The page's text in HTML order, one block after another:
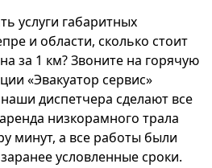
услуги габаритных
и области, сколько стоит
за 1 км? Звоните на горячую
«Эвакуатор сервис»
диспетчера сделают все
низкорамного трала
минут, а все работы были
условленные сроки.